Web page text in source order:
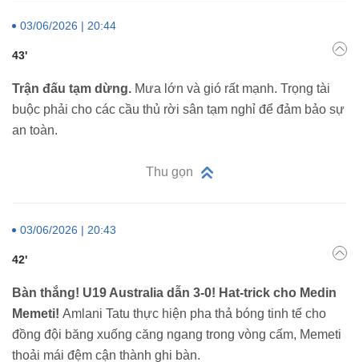
03/06/2026 | 20:44
43'
Trận đấu tạm dừng. Mưa lớn và gió rất mạnh. Trọng tài
buộc phải cho các cầu thủ rời sân tạm nghỉ để đảm bảo sự
an toàn.
Thu gọn
03/06/2026 | 20:43
42'
Bàn thắng! U19 Australia dẫn 3-0! Hat-trick cho Medin
Memeti! Amlani Tatu thực hiện pha thả bóng tinh tế cho
đồng đội băng xuống căng ngang trong vòng cấm, Memeti
thoải mái đệm cận thành ghi bàn.